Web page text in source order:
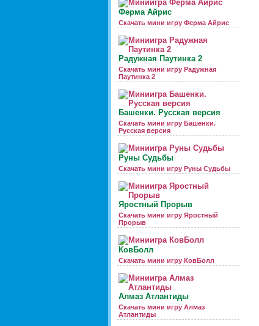
Ферма Айрис
Скачать мини игру Ферма Айрис
Радужная Паутинка 2
Скачать мини игру Радужная
Паутинка 2
Башенки. Русская версия
Скачать мини игру Башенки.
Русская версия
Руны Судьбы
Скачать мини игру Руны Судьбы
Яростный Прорыв
Скачать мини игру Яростный
Прорыв
КовБолл
Скачать мини игру КовБолл
Алмаз Атлантиды
Скачать мини игру Алмаз
Атлантиды